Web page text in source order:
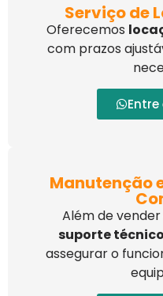
Serviço de
Oferecemos
com prazos
Manutenção
Além de
suporte
assegurar o